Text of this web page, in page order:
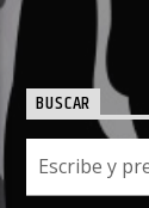
BUSCAR